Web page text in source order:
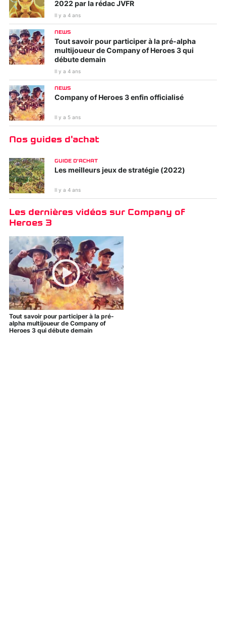
Kirby et le monde
oublié
Gran Turismo 7
2022 par la rédac JVFR
Il y a 4 ans
NEWS
Tout savoir pour participer à la pré-alpha
multijoueur de Company of Heroes 3 qui
débute demain
Il y a 4 ans
NEWS
Company of Heroes 3 enfin officialisé
Il y a 5 ans
Nos guides d'achat
GUIDE D'ACHAT
Les meilleurs jeux de stratégie (2022)
Il y a 4 ans
Les dernières vidéos sur Company of
Heroes 3
Tout savoir pour participer à la pré-
alpha multijoueur de Company of
Heroes 3 qui débute demain